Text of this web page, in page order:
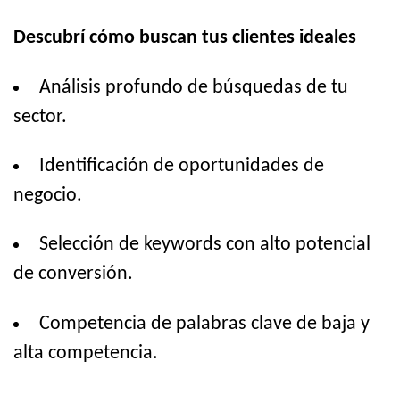
Descubrí cómo buscan tus clientes ideales
Análisis profundo de búsquedas de tu
sector.
Identificación de oportunidades de
negocio.
Selección de keywords con alto potencial
de conversión.
Competencia de palabras clave de baja y
alta competencia.